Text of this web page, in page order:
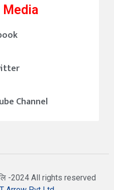
Media
Channel
-2024 All rights reserved